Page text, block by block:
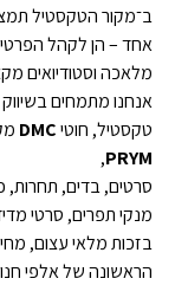
ב־מקור הטקסטיל
אחד – הן לקהל הפרטי
מלאכה וסטודיואים
אנחנו מתמחים בשיווק
טקסטיל, חוטיDMC
PRYM
,
סרטים, בדים, תחרות,
מנקי תפרים, סרטי
בזכות מלאי עצום,
הראשונה של אלפי